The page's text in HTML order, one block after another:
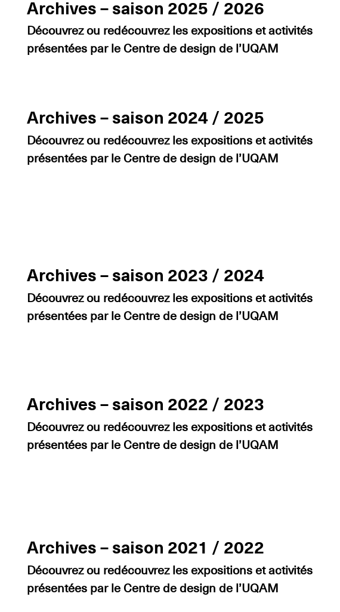
Archives – saison 2025 / 2026
Découvrez ou redécouvrez les expositions et activités
présentées par le Centre de design de l’UQAM
Archives – saison 2024 / 2025
Découvrez ou redécouvrez les expositions et activités
présentées par le Centre de design de l’UQAM
Archives – saison 2023 / 2024
Découvrez ou redécouvrez les expositions et activités
présentées par le Centre de design de l’UQAM
Archives – saison 2022 / 2023
Découvrez ou redécouvrez les expositions et activités
présentées par le Centre de design de l’UQAM
Archives – saison 2021 / 2022
Découvrez ou redécouvrez les expositions et activités
présentées par le Centre de design de l’UQAM